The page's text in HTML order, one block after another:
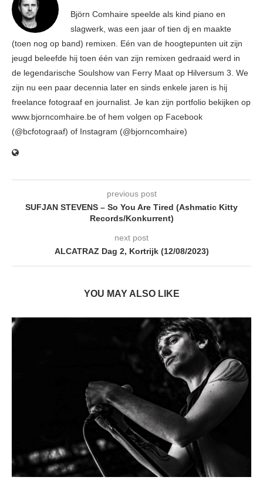
Björn Comhaire speelde als kind piano en
slagwerk, was een jaar of tien dj en maakte
(toen nog op band) remixen. Eén van de hoogtepunten uit zijn
jeugd beleefde hij toen één van zijn remixen gedraaid werd in
de legendarische Soulshow van Ferry Maat op Hilversum 3. We
zijn nu een paar decennia later en sinds enkele jaren is hij
freelance fotograaf en journalist. Je kan zijn portfolio bekijken op
www.bjorncomhaire.be of hem volgen op Facebook
(@bcfotograaf) of Instagram (@bjorncomhaire)
previous post
SUFJAN STEVENS – So You Are Tired (Ashmatic Kitty
Records/Konkurrent)
next post
ALCATRAZ Dag 2, Kortrijk (12/08/2023)
YOU MAY ALSO LIKE